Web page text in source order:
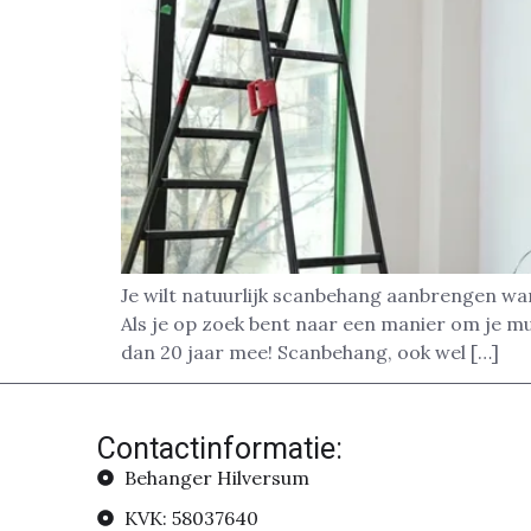
Je wilt natuurlijk scanbehang aanbrengen
Als je op zoek bent naar een manier om je
dan 20 jaar mee! Scanbehang, ook wel […]
Contactinformatie:
Behanger Hilversum
KVK: 58037640